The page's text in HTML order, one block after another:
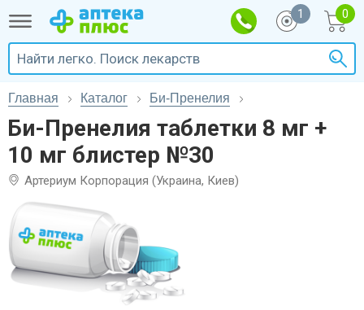
1
Главная Каталог Би-Пренелия
Би-Пренелия таблетки 8 мг +
10 мг блистер №30
Артериум Корпорация (Украина, Киев)